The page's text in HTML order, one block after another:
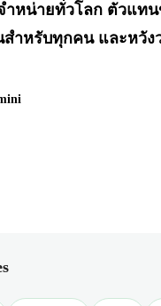
ำหน่ายทั่วโลก ตัวแท
ำหรับทุกคน และหวัง